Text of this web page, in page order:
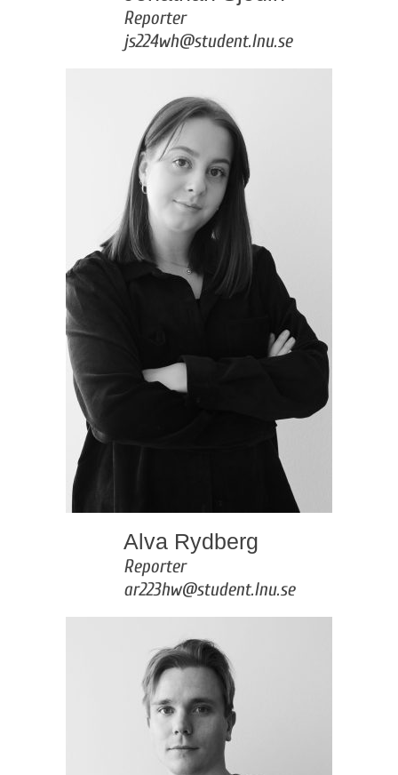
Reporter
js224wh@student.lnu.se
Alva Rydberg
Reporter
ar223hw@student.lnu.se